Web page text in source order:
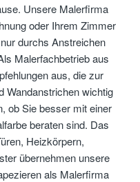
Unsere Malerfirma
oder Ihrem Zimmer
durchs Anstreichen
Malerfachbetrieb aus
aus, die zur
Wandanstrichen wichtig
ob Sie besser mit einer
beraten sind. Das
Heizkörpern,
übernehmen unsere
als Malerfirma